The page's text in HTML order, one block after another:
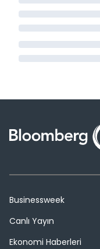
Businessweek
Canlı Yayın
Ekonomi Haberleri